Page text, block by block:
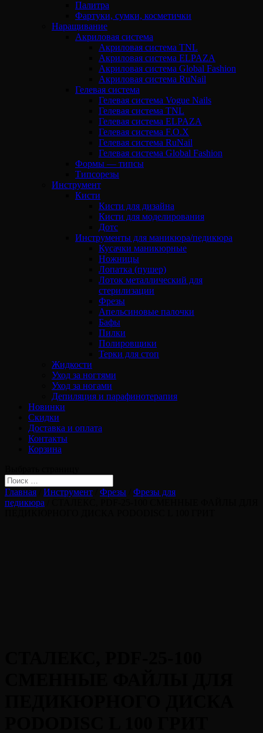
Палитра
Фартуки, сумки, косметички
Наращивание
Акриловая система
Акриловая система TNL
Акриловая система ELPAZA
Акриловая система Global Fashion
Акриловая система RuNail
Гелевая система
Гелевая система Vogue Nails
Гелевая система TNL
Гелевая система ELPAZA
Гелевая система F.O.X
Гелевая система RuNail
Гелевая система Global Fashion
Формы — типсы
Типсорезы
Инструмент
Кисти
Кисти для дизайна
Кисти для моделирования
Дотс
Инструменты для маникюра/педикюра
Кусачки маникюрные
Ножницы
Лопатка (пушер)
Лоток металлический для
стерилизации
Фрезы
Апельсиновые палочки
Бафы
Пилки
Полировщики
Терки для стоп
Жидкости
Уход за ногтями
Уход за ногами
Депиляция и парафинотерапия
Новинки
Скидки
Доставка и оплата
Контакты
Корзина
Главная Инструмент Фрезы
Фрезы для
педикюра